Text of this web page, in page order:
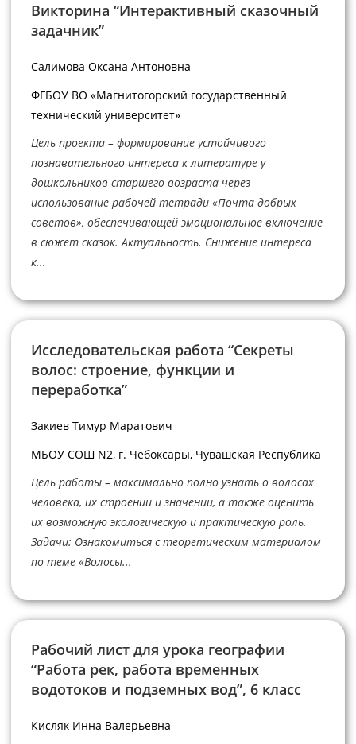
Викторина “Интерактивный сказочный
задачник”
Салимова Оксана Антоновна
ФГБОУ ВО «Магнитогорский государственный
технический университет»
Цель проекта – формирование устойчивого
познавательного интереса к литературе у
дошкольников старшего возраста через
использование рабочей тетради «Почта добрых
советов», обеспечивающей эмоциональное включение
в сюжет сказок. Актуальность. Снижение интереса
к...
Исследовательская работа “Секреты
волос: строение, функции и
переработка”
Закиев Тимур Маратович
МБОУ СОШ N2, г. Чебоксары, Чувашская Республика
Цель работы – максимально полно узнать о волосах
человека, их строении и значении, а также оценить
их возможную экологическую и практическую роль.
Задачи: Ознакомиться с теоретическим материалом
по теме «Волосы...
Рабочий лист для урока географии
“Работа рек, работа временных
водотоков и подземных вод”, 6 класс
Кисляк Инна Валерьевна